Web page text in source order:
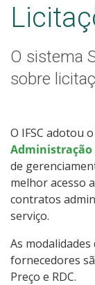
Colegiados
Editais Internos
Trabalhe no IFSC
Licitações
Acesso à
Ouvidoria
O sistema
sobre
O IFSC adotou o
Administração
de
melhor acesso
contratos
serviço.
As modalidades
fornecedores
Preço e RDC.